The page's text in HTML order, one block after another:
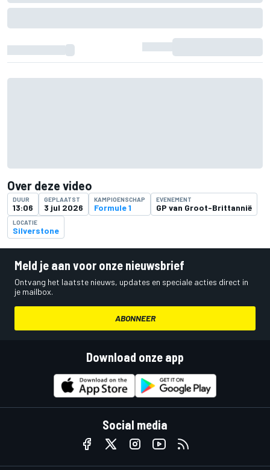
Over deze video
DUUR
13:06
GEPLAATST
3 jul 2026
KAMPIOENSCHAP
Formule 1
EVENEMENT
GP van Groot-Brittannië
LOCATIE
Silverstone
Meld je aan voor onze nieuwsbrief
Ontvang het laatste nieuws, updates en speciale acties direct in
je mailbox.
ABONNEER
Download onze app
Social media